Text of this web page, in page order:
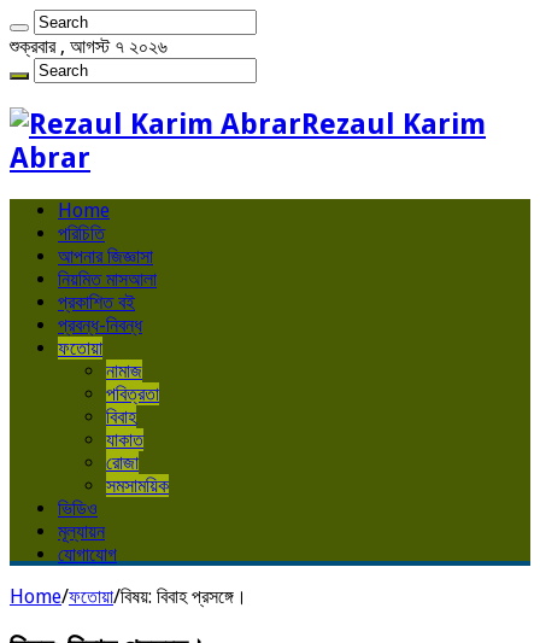
শুক্রবার , আগস্ট ৭ ২০২৬
Rezaul Karim
Abrar
Home
পরিচিতি
আপনার জিজ্ঞাসা
নিয়মিত মাসআলা
প্রকাশিত বই
প্রবন্ধ-নিবন্ধ
ফতোয়া
নামাজ
পবিত্রতা
বিবাহ
যাকাত
রোজা
সমসাময়িক
ভিডিও
মূল্যায়ন
যোগাযোগ
Home/ফতোয়া/বিষয়: বিবাহ প্রসঙ্গে।